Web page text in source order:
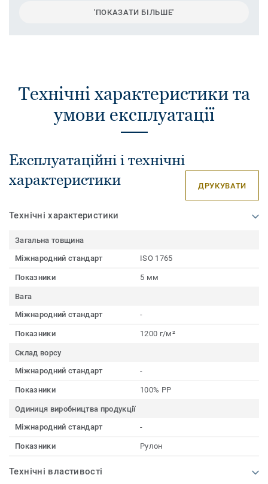
'ПОКАЗАТИ БІЛЬШЕ'
Технічні характеристики та
умови експлуатації
Експлуатаційні і технічні
характеристики
ДРУКУВАТИ
Технічні характеристики
Загальна товщина
Міжнародний стандарт
ISO 1765
Показники 5 мм
Вага
Міжнародний стандарт
-
Показники 1200 г/м²
Склад ворсу
Міжнародний стандарт
-
Показники 100% PP
Одиниця виробництва продукції
Міжнародний стандарт
-
Показники Рулон
Технічні властивості